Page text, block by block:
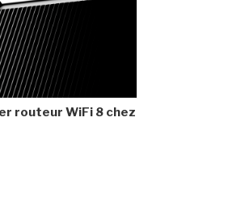
routeur WiFi 8 chez